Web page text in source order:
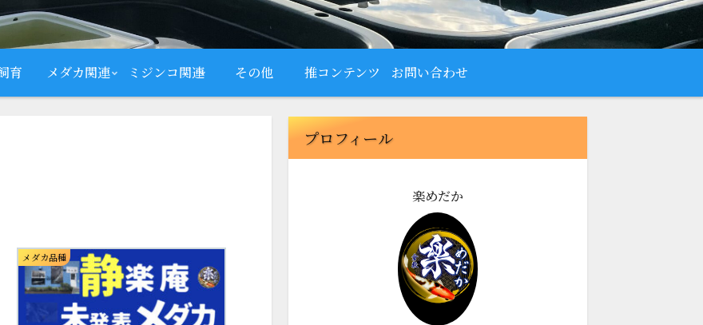
育 メダカ関連 ミジンコ関連 その他 推コンテンツ お問い合わせ
メダカ品種
プロフィール
楽めだか